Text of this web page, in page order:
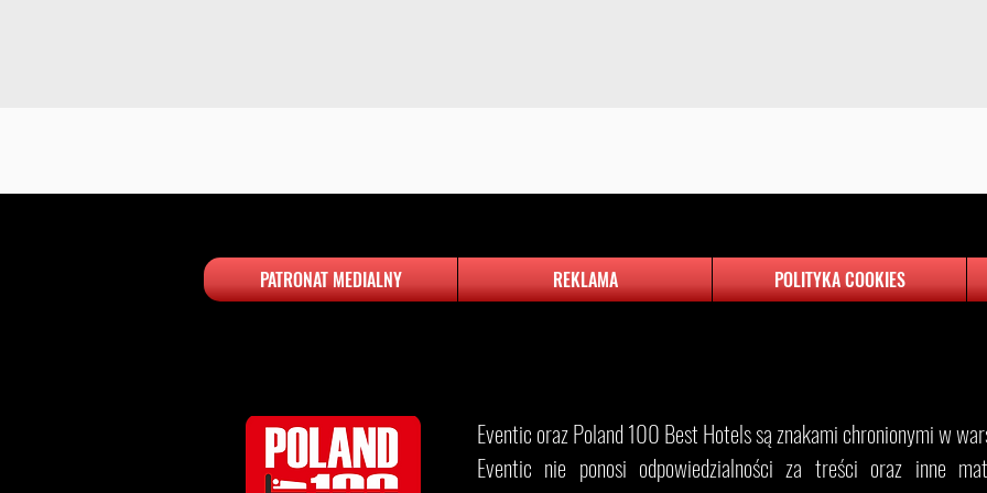
PATRONAT MEDIALNY REKLAMA POLITYKA COOKIES
​​​Eventic oraz Poland 100 Best Hotels są znakami chronionymi w
Eventic nie ponosi odpowiedzialności za treści oraz inne